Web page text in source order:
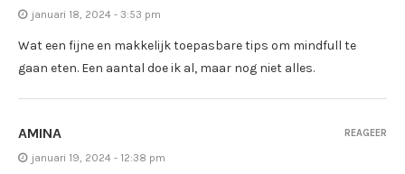
januari 18, 2024 - 3:53 pm
Wat een fijne en makkelijk toepasbare tips om mindfull te
gaan eten. Een aantal doe ik al, maar nog niet alles.
AMINA
januari 19, 2024 - 12:38 pm
REAGEER